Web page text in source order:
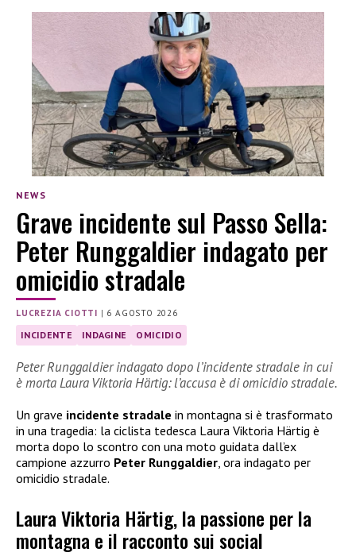
NEWS
Grave incidente sul Passo Sella:
Peter Runggaldier indagato per
omicidio stradale
LUCREZIA CIOTTI | 6 AGOSTO 2026
INCIDENTE INDAGINE OMICIDIO
Peter Runggaldier indagato dopo l’incidente stradale in cui
è morta Laura Viktoria Härtig: l’accusa è di omicidio stradale.
Un grave incidente stradale in montagna si è trasformato
in una tragedia: la ciclista tedesca Laura Viktoria Härtig è
morta dopo lo scontro con una moto guidata dall’ex
campione azzurro Peter Runggaldier, ora indagato per
omicidio stradale.
Laura Viktoria Härtig, la passione per la
montagna e il racconto sui social